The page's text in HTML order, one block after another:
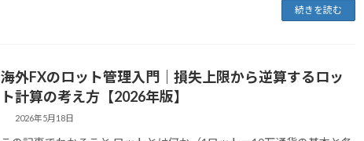
続きを読む
海外FXのロット管理入門｜損失上限から逆算するロッ
ト計算の考え方【2026年版】
2026年5月18日